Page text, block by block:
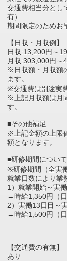
交通費相当分とし
有）
期間限定のためお
【日収・月収例】
日収:13,200円～
月収:303,000円～
※日収額・月収額
ます。
※交通費は別途実
※上記月収額は月
す。
■その他補足
※上記金額の上限
額となります。
■研修期間について
※研修期間（全実
就業日数により業
1）就業開始～実
→時給1,350円（日
2）実働13日目～
→時給1,500円（日
【交通費の有無】
あり